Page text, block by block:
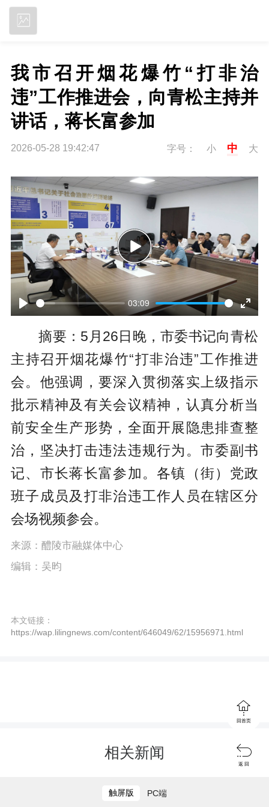
我市召开烟花爆竹“打非治
违”工作推进会，向青松主持并
讲话，蒋长富参加
2026-05-28 19:42:47 字号： 小 中 大
P
a
y
03:09
E
n
t
e
r
f
u
l
l
P
l
a
y
摘要：5月26日晚，市委书记向青松
主持召开烟花爆竹“打非治违”工作推进
会。他强调，要深入贯彻落实上级指示
批示精神及有关会议精神，认真分析当
前安全生产形势，全面开展隐患排查整
治，坚决打击违法违规行为。市委副书
记、市长蒋长富参加。各镇（街）党政
班子成员及打非治违工作人员在辖区分
会场视频参会。
来源：醴陵市融媒体中心
编辑：吴昀
本文链接：
https://wap.lilingnews.com/content/646049/62/15956971.html
相关新闻
触屏版 PC端

回首页

返 回